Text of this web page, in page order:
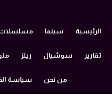
الرئيسية سينما مسلسلات
تقارير سوشيال ريلز
من نحن سياسة